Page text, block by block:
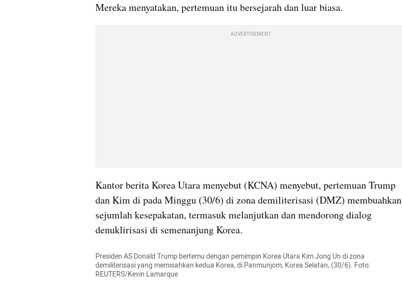
Mereka menyatakan, pertemuan itu bersejarah dan luar biasa.
ADVERTISEMENT
Kantor berita Korea Utara menyebut (KCNA) menyebut, pertemuan Trump
dan Kim di pada Minggu (30/6) di zona demiliterisasi (DMZ) membuahkan
sejumlah kesepakatan, termasuk melanjutkan dan mendorong dialog
denuklirisasi di semenanjung Korea.
Presiden AS Donald Trump bertemu dengan pemimpin Korea Utara Kim Jong Un
demiliterisasi yang memisahkan kedua Korea, di Panmunjom, Korea Selatan, (30/6). Foto:
REUTERS/Kevin Lamarque